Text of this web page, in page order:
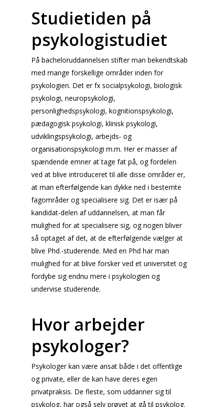
Studietiden på
psykologistudiet
På bacheloruddannelsen stifter man bekendtskab
med mange forskellige områder inden for
psykologien. Det er fx socialpsykologi, biologisk
psykologi, neuropsykologi,
personlighedspsykologi, kognitionspsykologi,
pædagogisk psykologi, klinisk psykologi,
udviklingspsykologi, arbejds- og
organisationspsykologi m.m. Her er masser af
spændende emner at tage fat på, og fordelen
ved at blive introduceret til alle disse områder er,
at man efterfølgende kan dykke ned i bestemte
fagområder og specialisere sig. Det er især på
kandidat-delen af uddannelsen, at man får
mulighed for at specialisere sig, og nogen bliver
så optaget af det, at de efterfølgende vælger at
blive Phd.-studerende. Med en Phd har man
mulighed for at blive forsker ved et universitet og
fordybe sig endnu mere i psykologien og
undervise studerende.
Hvor arbejder
psykologer?
Psykologer kan være ansat både i det offentlige
og private, eller de kan have deres egen
privatpraksis. De fleste, som uddanner sig til
psykolog, har også selv prøvet at gå til psykolog.